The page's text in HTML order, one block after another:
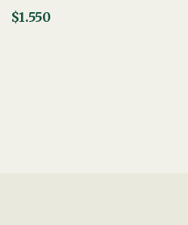
$1.550